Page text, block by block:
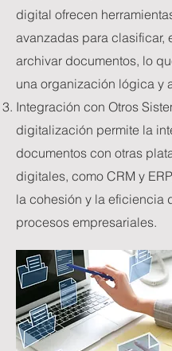
digital ofrecen
avanzadas para clasificar,
archivar documentos, lo
una organización lógica y
Integración con Otros
digitalización permite la
documentos con otras
digitales, como CRM y
la cohesión y la eficiencia
procesos empresariales.